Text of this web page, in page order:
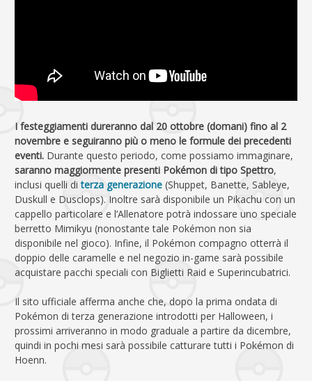
I festeggiamenti dureranno dal 20 ottobre (domani) fino al 2
novembre e seguiranno più o meno le formule dei precedenti
eventi. Durante questo periodo, come possiamo immaginare,
saranno maggiormente presenti Pokémon di tipo Spettro,
inclusi quelli diterza generazione (Shuppet, Banette, Sableye,
Duskull e Dusclops). Inoltre sarà disponibile un Pikachu con un
cappello particolare e l’Allenatore potrà indossare uno speciale
berretto Mimikyu (nonostante tale Pokémon non sia
disponibile nel gioco). Infine, il Pokémon compagno otterrà il
doppio delle caramelle e nel negozio in-game sarà possibile
acquistare pacchi speciali con Biglietti Raid e Superincubatrici.
Il sito ufficiale afferma anche che, dopo la prima ondata di
Pokémon di terza generazione introdotti per Halloween, i
prossimi arriveranno in modo graduale a partire da dicembre,
quindi in pochi mesi sarà possibile catturare tutti i Pokémon di
Hoenn.